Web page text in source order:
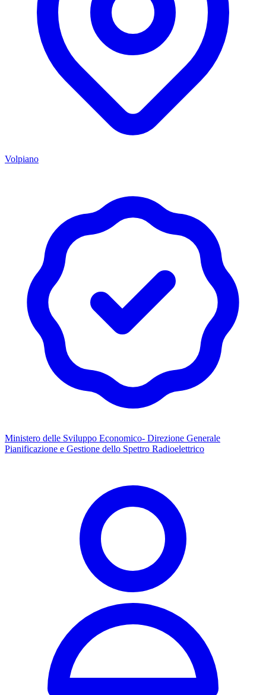
Volpiano
Ministero delle Sviluppo Economico- Direzione Generale
Pianificazione e Gestione dello Spettro Radioelettrico